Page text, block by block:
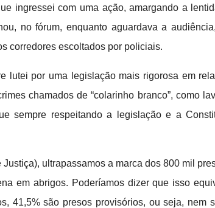
ingressei com uma ação, amargando a
no fórum, enquanto aguardava a
corredores escoltados por policiais.
lutei por uma legislação mais rigorosa em
chamados de “colarinho branco”, como
sempre respeitando a legislação e a
ultrapassamos a marca dos 800 mil
em abrigos. Poderíamos dizer que isso
41,5% são presos provisórios, ou seja, nem